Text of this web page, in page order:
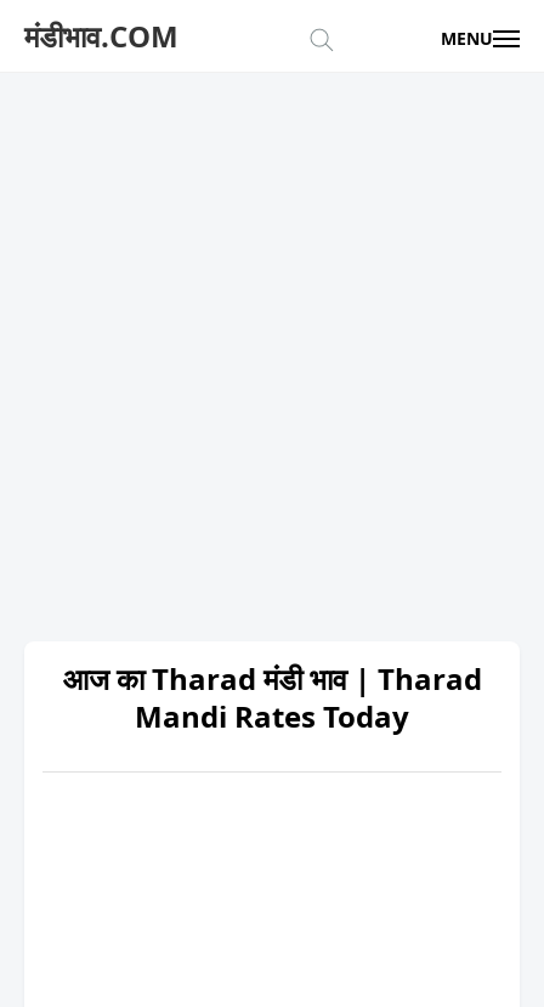
मंडीभाव.COM MENU
आज का Tharad मंडी भाव | Tharad
Mandi Rates Today